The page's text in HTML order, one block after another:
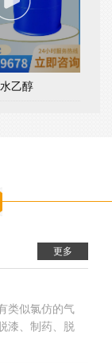
乙醇
更多
类似氯仿的气
漆、制药、脱